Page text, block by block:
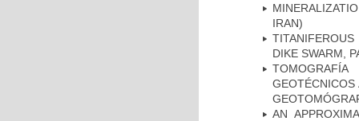
IRAN)
DIKE SWARM,
AN